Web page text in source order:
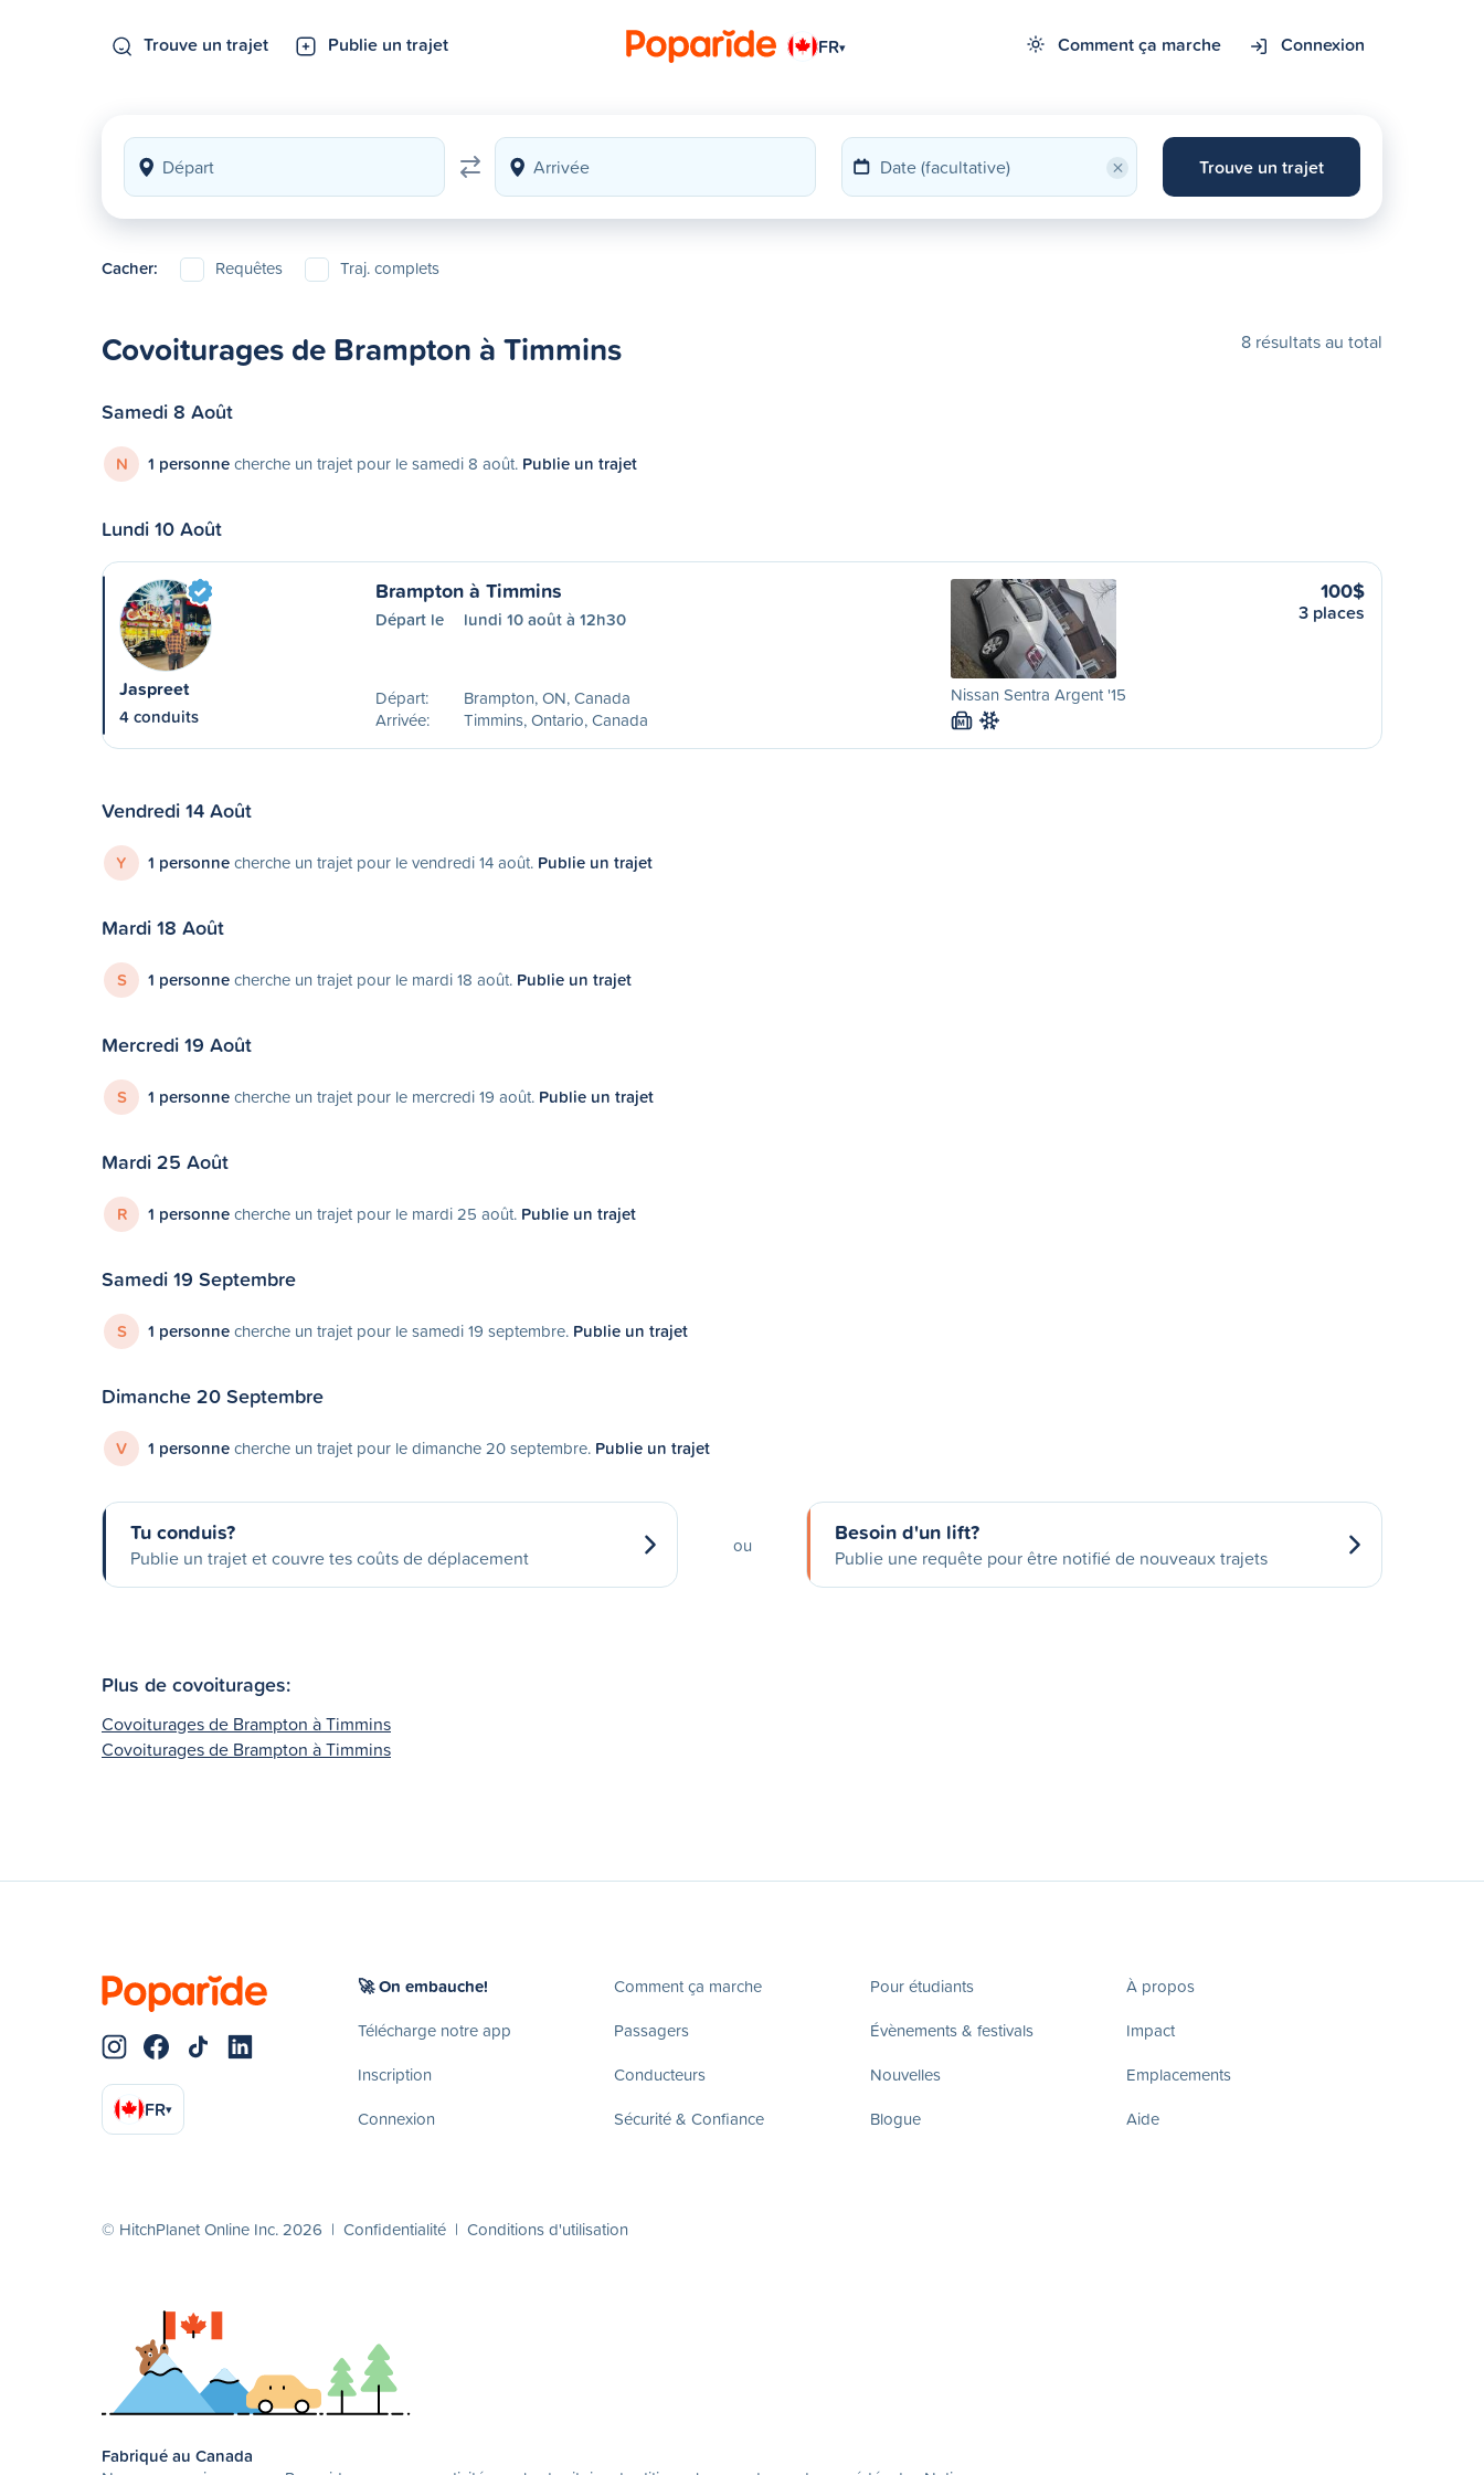
Trouve un trajet Publie un trajet FR▾ Comment ça marche Connexion
× Trouve un trajet
Cacher: Requêtes Traj. complets
Covoiturages de Brampton à Timmins 8 résultats au total
Samedi 8 Août
N 1 personnecherche un trajet pour le samedi 8 août. Publie un trajet
Lundi 10 Août
Jaspreet
4 conduits
Brampton à Timmins
Départ le lundi 10 août à 12h30
Départ:
Brampton, ON, Canada
Arrivée:
Timmins, Ontario, Canada
Nissan Sentra Argent '15
M
100$
3 places
Vendredi 14 Août
Y 1 personnecherche un trajet pour le vendredi 14 août. Publie un trajet
Mardi 18 Août
S 1 personnecherche un trajet pour le mardi 18 août. Publie un trajet
Mercredi 19 Août
S 1 personnecherche un trajet pour le mercredi 19 août. Publie un trajet
Mardi 25 Août
R 1 personnecherche un trajet pour le mardi 25 août. Publie un trajet
Samedi 19 Septembre
S 1 personnecherche un trajet pour le samedi 19 septembre. Publie un trajet
Dimanche 20 Septembre
V 1 personnecherche un trajet pour le dimanche 20 septembre. Publie un trajet
Tu conduis?
Publie un trajet et couvre tes coûts de déplacement
ou Besoin d'un lift?
Publie une requête pour être notifié de nouveaux trajets
Plus de covoiturages:
Covoiturages de Brampton à Timmins
Covoiturages de Brampton à Timmins
FR▾
🚀 On embauche!
Télécharge notre app
Inscription
Connexion
Comment ça marche
Passagers
Conducteurs
Sécurité & Confiance
Pour étudiants
Évènements & festivals
Nouvelles
Blogue
À propos
Impact
Emplacements
Aide
© HitchPlanet Online Inc. 2026 | Confidentialité | Conditions d'utilisation
Fabriqué au Canada